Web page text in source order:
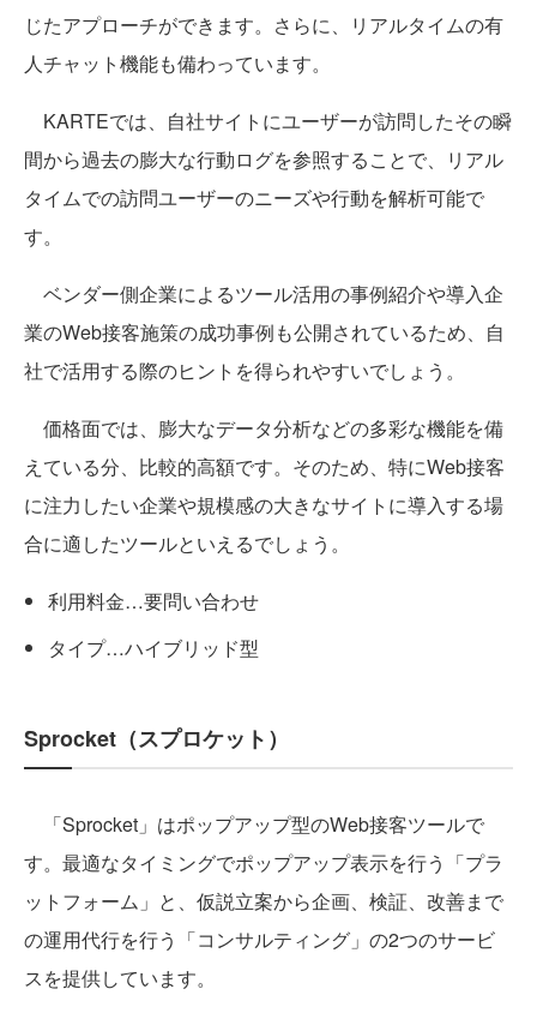
じたアプローチができます。さらに、リアルタイムの有
人チャット機能も備わっています。
KARTEでは、自社サイトにユーザーが訪問したその瞬
間から過去の膨大な行動ログを参照することで、リアル
タイムでの訪問ユーザーのニーズや行動を解析可能で
す。
ベンダー側企業によるツール活用の事例紹介や導入企
業のWeb接客施策の成功事例も公開されているため、自
社で活用する際のヒントを得られやすいでしょう。
価格面では、膨大なデータ分析などの多彩な機能を備
えている分、比較的高額です。そのため、特にWeb接客
に注力したい企業や規模感の大きなサイトに導入する場
合に適したツールといえるでしょう。
利用料金…要問い合わせ
タイプ…ハイブリッド型
Sprocket（スプロケット）
「Sprocket」はポップアップ型のWeb接客ツールで
す。最適なタイミングでポップアップ表示を行う「プラ
ットフォーム」と、仮説立案から企画、検証、改善まで
の運用代行を行う「コンサルティング」の2つのサービ
スを提供しています。